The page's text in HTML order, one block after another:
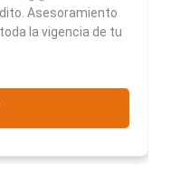
Asesoramiento
la vigencia de tu